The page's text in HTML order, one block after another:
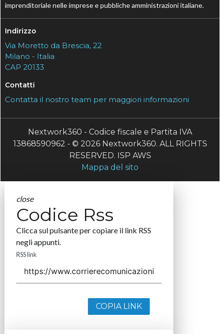
imprenditoriale nelle imprese e pubbliche amministrazioni italiane.
Indirizzo
Via Moretto da Brescia, 22
Milano - Italia
CAP 20133
Contatti
Contatta il nostro team per maggiori informazioni
Nextwork360 - Codice fiscale e Partita IVA
13868590962 - © 2026 Nextwork360. ALL RIGHTS
RESERVED. ISP AWS
Mappa del sito
close
Codice Rss
Clicca sul pulsante per copiare il link RSS
negli appunti.
RSS link
COPIA LINK